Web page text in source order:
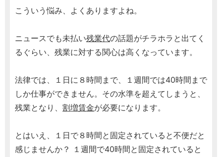
こういう悩み、よくありますよね。
ニュースでも未払い残業代の話題がチラホラと出てく
るぐらい、残業に対する関心は高くなっています。
法律では、１日に８時間まで、１週間では40時間まで
しか仕事ができません。その水準を超えてしまうと、
残業となり、 割増賃金が必要になります。
とはいえ、１日で８時間と固定されていると不便だと
感じませんか？ １週間で40時間と固定されていると